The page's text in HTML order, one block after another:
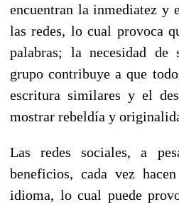
encuentran la inmediatez y
las redes, lo cual provoca
palabras; la necesidad de
grupo contribuye a que
escritura similares y el
mostrar rebeldía y
Las redes sociales, a
beneficios, cada vez
idioma, lo cual puede